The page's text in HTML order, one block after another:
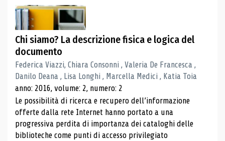
Chi siamo? La descrizione fisica e logica del
documento
Federica Viazzi, Chiara Consonni , Valeria De Francesca ,
Danilo Deana , Lisa Longhi , Marcella Medici , Katia Toia
anno: 2016, volume: 2, numero: 2
Le possibilità di ricerca e recupero dell’informazione
offerte dalla rete Internet hanno portato a una
progressiva perdita di importanza dei cataloghi delle
biblioteche come punti di accesso privilegiato